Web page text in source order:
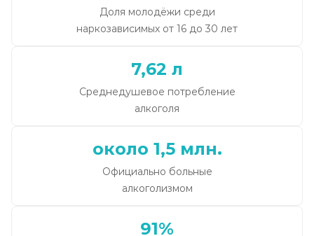
Доля молодёжи среди
наркозависимых от 16 до 30 лет
7,62 л
Среднедушевое потребление
алкоголя
около 1,5 млн.
Официально больные
алкоголизмом
91%